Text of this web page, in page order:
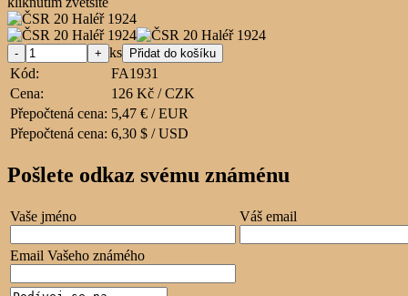
ks
Kód:
FA1931
Cena:
126 Kč / CZK
Přepočtená cena: 5,47 € / EUR
Přepočtená cena: 6,30 $ / USD
Pošlete odkaz svému známénu
Vaše jméno Váš email
Email Vašeho známého